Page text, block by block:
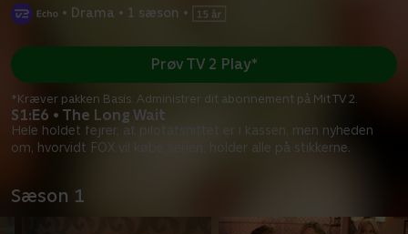
• Drama • 1 sæson •
S1:E6 • The Long Wait
Hele holdet fejrer, at pilotafsnittet er i kassen, men nyheden
om, hvorvidt FOX vil købe serien, holder alle på stikkerne.
Prøv TV 2 Play*
*Kræver pakken Basis. Administrer dit abonnement på Mit TV 2.
Sæson 1